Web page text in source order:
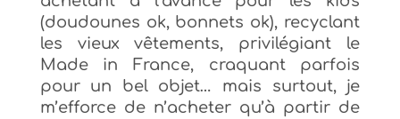
(doudounes ok, bonnets ok), recyclant
les vieux vêtements, privilégiant le
Made in France, craquant parfois
pour un bel objet… mais surtout, je
m’efforce de n’acheter qu’à partir de